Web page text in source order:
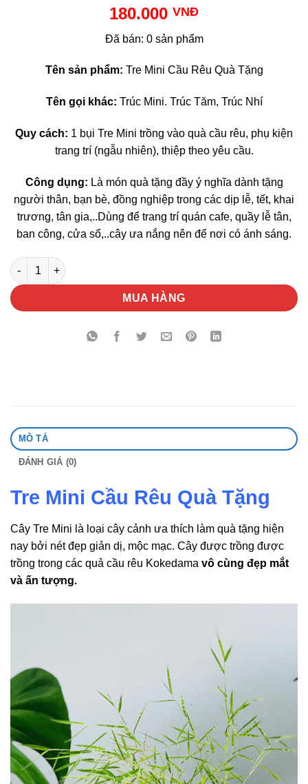
180.000 VNĐ
Đã bán: 0 sản phẩm
Tên sản phẩm: Tre Mini Cầu Rêu Quà Tặng
Tên gọi khác: Trúc Mini. Trúc Tăm, Trúc Nhí
Quy cách: 1 bụi Tre Mini trồng vào quà cầu rêu, phụ kiện
trang trí (ngẫu nhiên), thiệp theo yêu cầu.
Công dụng: Là món quà tặng đầy ý nghĩa dành tặng
người thân, bạn bè, đồng nghiệp trong các dịp lễ, tết, khai
trương, tân gia,..Dùng để trang trí quán cafe, quầy lễ tân,
ban công, cửa sổ,..cây ưa nắng nên để nơi có ánh sáng.
Tre Mini Cầu Rêu Quà Tặng số lượng
MUA HÀNG
MÔ TẢ
ĐÁNH GIÁ (0)
Tre Mini Cầu Rêu Quà Tặng
Cây Tre Mini là loại cây cảnh ưa thích làm quà tặng hiện
nay bởi nét đẹp giản dị, mộc mạc. Cây được trồng được
trồng trong các quả cầu rêu Kokedama vô cùng đẹp mắt
và ấn tượng.